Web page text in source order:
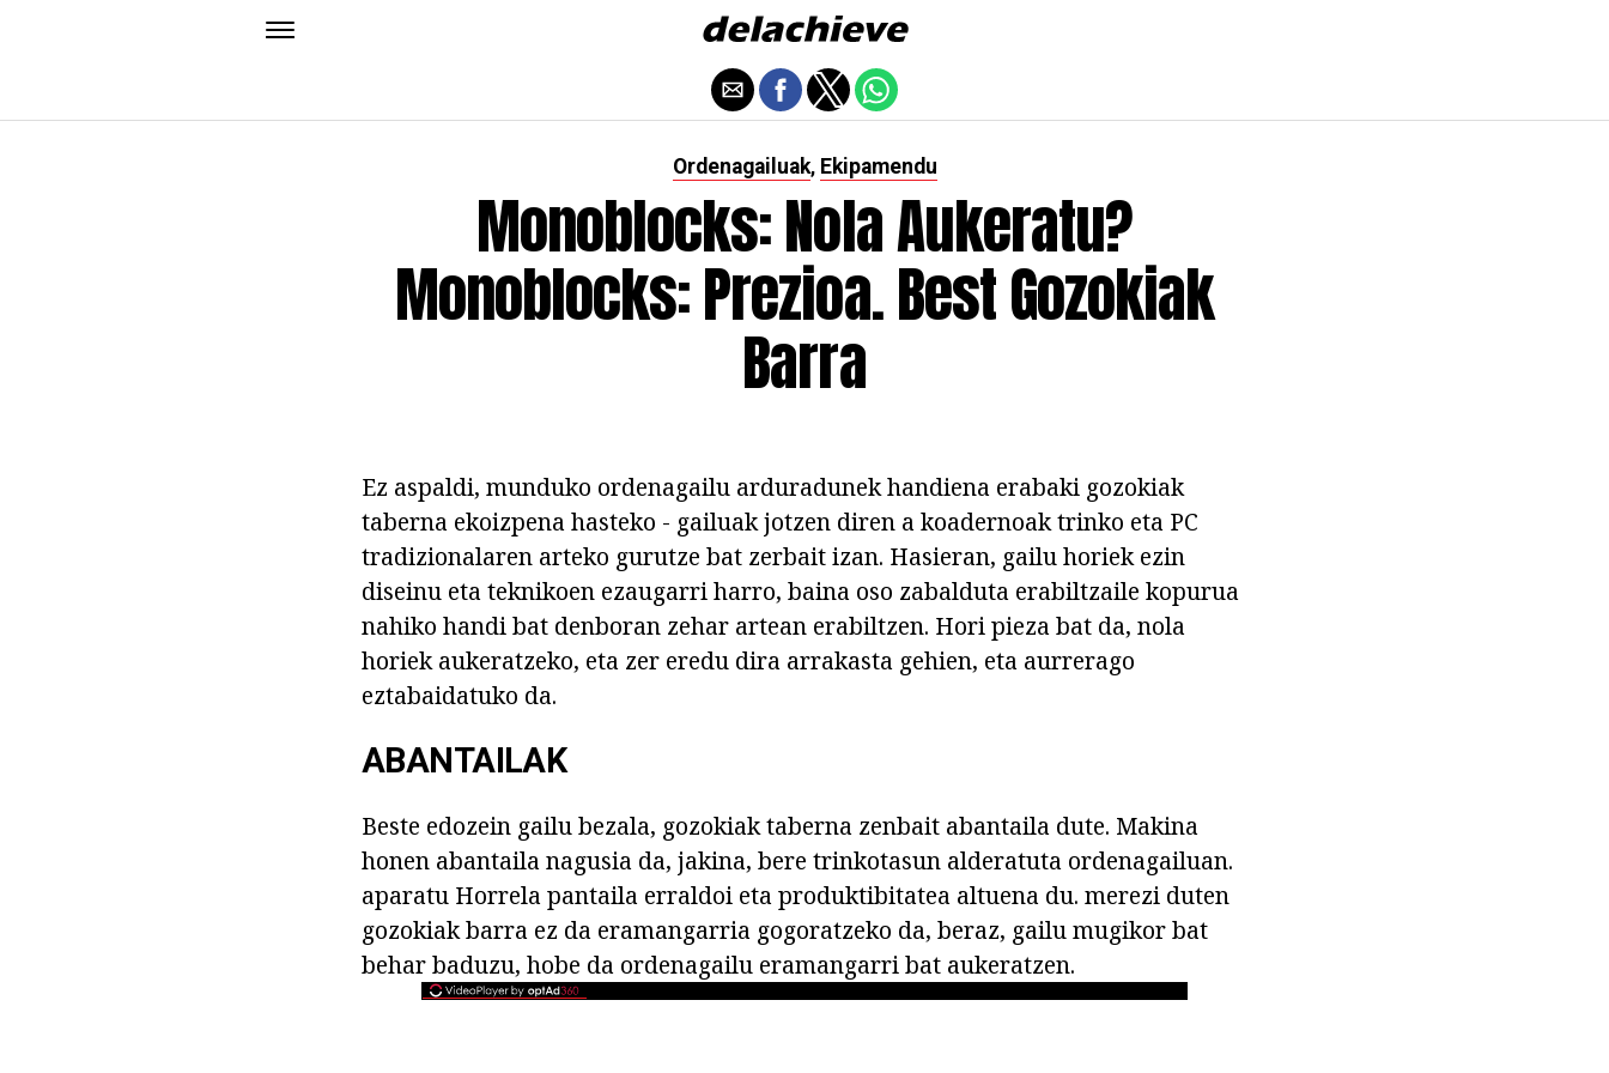
Ordenagailuak, Ekipamendu
Monoblocks: Nola Aukeratu?
Monoblocks: Prezioa. Best Gozokiak
Barra
Ez aspaldi, munduko ordenagailu arduradunek handiena erabaki gozokiak
taberna ekoizpena hasteko - gailuak jotzen diren a koadernoak trinko eta PC
tradizionalaren arteko gurutze bat zerbait izan. Hasieran, gailu horiek ezin
diseinu eta teknikoen ezaugarri harro, baina oso zabalduta erabiltzaile kopurua
nahiko handi bat denboran zehar artean erabiltzen. Hori pieza bat da, nola
horiek aukeratzeko, eta zer eredu dira arrakasta gehien, eta aurrerago
eztabaidatuko da.
ABANTAILAK
Beste edozein gailu bezala, gozokiak taberna zenbait abantaila dute. Makina
honen abantaila nagusia da, jakina, bere trinkotasun alderatuta ordenagailuan.
aparatu Horrela pantaila erraldoi eta produktibitatea altuena du. merezi duten
gozokiak barra ez da eramangarria gogoratzeko da, beraz, gailu mugikor bat
behar baduzu, hobe da ordenagailu eramangarri bat aukeratzen.